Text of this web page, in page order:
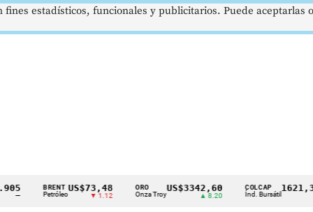
BRENT
Petróleo
US$73,48
▼ 1.12
ORO
Onza Troy
US$3342,60 COLCAP
Índ. Bursátil
1621,34
estadísticos, funcionales y publicitarios. Puede aceptarlas